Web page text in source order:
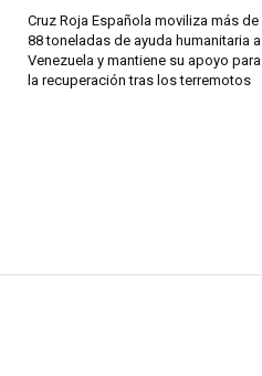
Cruz Roja Española moviliza más de
88 toneladas de ayuda humanitaria a
Venezuela y mantiene su apoyo para
la recuperación tras los terremotos